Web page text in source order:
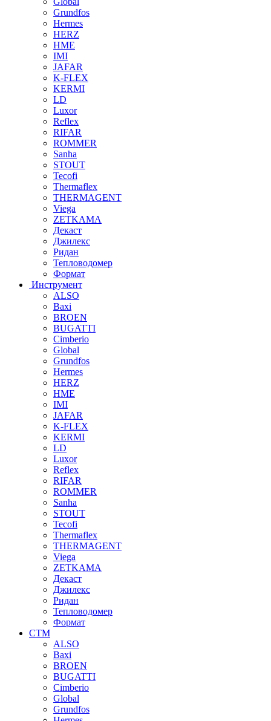
Grundfos
Hermes
HERZ
HME
IMI
JAFAR
K-FLEX
KERMI
LD
Luxor
Reflex
RIFAR
ROMMER
Sanha
STOUT
Tecofi
Thermaflex
THERMAGENT
Viega
ZETKAMA
Декаст
Джилекс
Ридан
Тепловодомер
Формат
Инструмент
ALSO
Baxi
BROEN
BUGATTI
Cimberio
Global
Grundfos
Hermes
HERZ
HME
IMI
JAFAR
K-FLEX
KERMI
LD
Luxor
Reflex
RIFAR
ROMMER
Sanha
STOUT
Tecofi
Thermaflex
THERMAGENT
Viega
ZETKAMA
Декаст
Джилекс
Ридан
Тепловодомер
Формат
СТМ
ALSO
Baxi
BROEN
BUGATTI
Cimberio
Global
Grundfos